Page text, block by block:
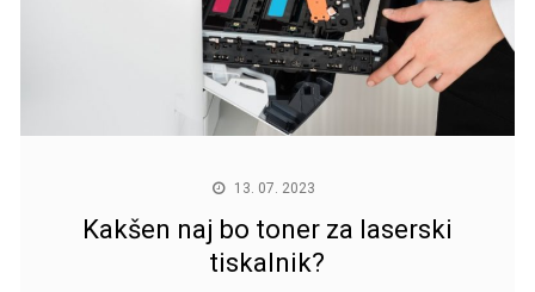
13. 07. 2023
Kakšen naj bo toner za laserski
tiskalnik?